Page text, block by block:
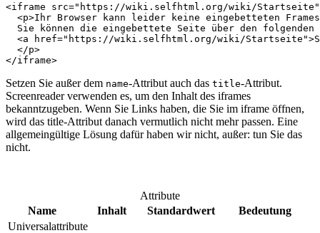
<iframe src="https://wiki.selfhtml.org/wiki/Startseite"
<p>Ihr Browser kann leider keine eingebetteten
Sie können die eingebettete Seite über den
<a href="https://wiki.selfhtml.org/wiki/Startseite">
</p>
</iframe>
Setzen Sie außer dem name-Attribut auch das title-Attribut.
Screenreader verwenden es, um den Inhalt des iframes
bekanntzugeben. Wenn Sie Links haben, die Sie im iframe öffnen,
wird das title-Attribut danach vermutlich nicht mehr passen. Eine
allgemeingültige Lösung dafür haben wir nicht, außer: tun Sie das
nicht.
Attribute
Name
Inhalt Standardwert
Bedeutung
Universalattribute